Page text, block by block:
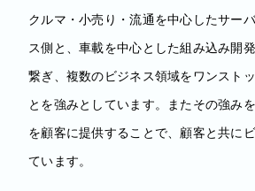
クルマ・小売り・流通を中心したサー
ス側と、車載を中心とした組み込み開
繋ぎ、複数のビジネス領域をワンスト
とを強みとしています。またその強み
を顧客に提供することで、顧客と共に
ています。